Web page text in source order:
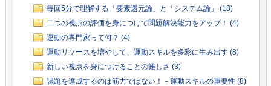
毎回5分で理解する「要素還元論」と「システム論」 (18)
二つの視点の評価を身につけて問題解決能力をアップ！ (4)
運動の専門家って何？ (4)
運動リソースを増やして、運動スキルを多彩に生み出す (8)
新しい視点を身につけることの難しさ (3)
課題を達成するのは筋力ではない！－運動スキルの重要性 (8)